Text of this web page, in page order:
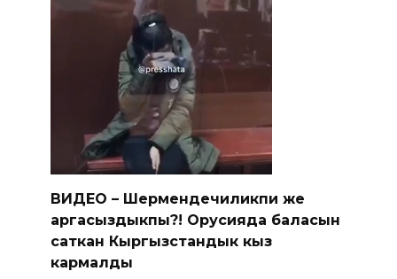
ВИДЕО – Шермендечиликпи же
аргасыздыкпы?! Орусияда баласын
саткан Кыргызстандык кыз
кармалды